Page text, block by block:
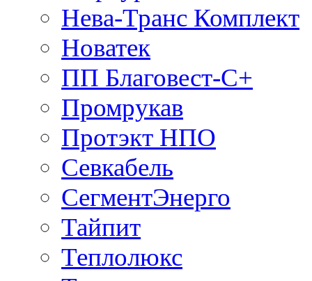
Нева-Транс Комплект
Новатек
ПП Благовест-С+
Промрукав
Протэкт НПО
Севкабель
СегментЭнерго
Тайпит
Теплолюкс